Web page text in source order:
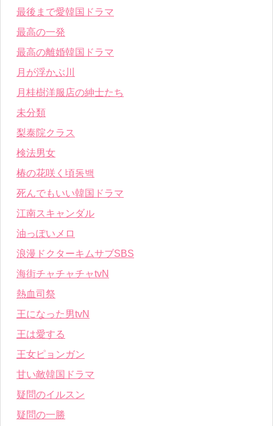
最後まで愛韓国ドラマ
最高の一発
最高の離婚韓国ドラマ
月が浮かぶ川
月桂樹洋服店の紳士たち
未分類
梨泰院クラス
検法男女
椿の花咲く頃동백
死んでもいい韓国ドラマ
江南スキャンダル
油っぽいメロ
浪漫ドクターキムサブSBS
海街チャチャチャtvN
熱血司祭
王になった男tvN
王は愛する
王女ピョンガン
甘い敵韓国ドラマ
疑問のイルスン
疑問の一勝